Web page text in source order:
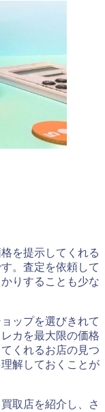
を提示してくれる
。査定を依頼して
りすることも少な
ップを選びきれて
カを最大限の価格
くれるお店の見つ
解しておくことが
取店を紹介し、さ